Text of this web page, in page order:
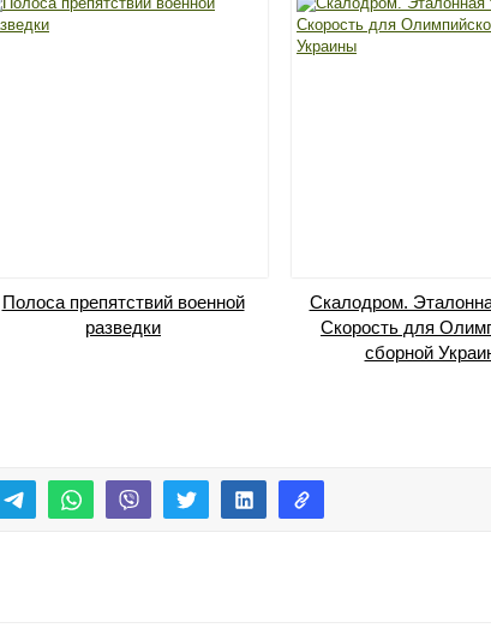
Полоса препятствий военной
разведки
Скалодром.
Скорость для
сборной